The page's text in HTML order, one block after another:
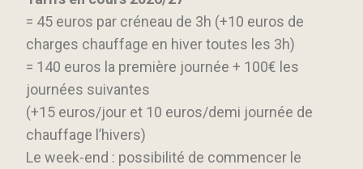
= 45 euros par créneau de 3h (+10 euros de
charges chauffage en hiver toutes les 3h)
= 140 euros la première journée + 100€ les
journées suivantes
(+15 euros/jour et 10 euros/demi journée de
chauffage l’hivers)
Le week-end : possibilité de commencer le